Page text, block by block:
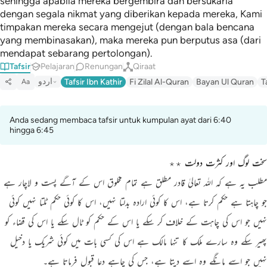
dengan segala nikmat yang diberikan kepada mereka, Kami
timpakan mereka secara mengejut (dengan bala bencana
yang membinasakan), maka mereka pun berputus asa (dari
mendapat sebarang pertolongan).
Tafsir Pelajaran Renungan Qiraat
Aa اردو Tafsir Ibn Kathir Fi Zilal Al-Quran Bayan Ul Quran
Anda sedang membaca tafsir untuk kumpulan ayat dari 6:40
hingga 6:45
سخت لوگ اور کثرت دولت ٭٭
مطلب یہ ہے کہ اللہ تعالیٰ قادر مطلق ہے تمام مخلوق اس کے آگے پست و لاچار ہے
جو چاہتا ہے حکم کرتا ہے، اس کا کوئی ارادہ بدلتا نہیں، اس کا کوئی حکم ٹلتا نہیں کوئی
نہیں جو اس کی چاہت کے خلاف کر سکے یا اس کے حکم کو ٹال سکے یا اس کی قضاء کو
پھیر سکے وہ سارے ملک کا تنہا مالک ہے اس کی کسی بات میں کوئی شریک یا دخیل
نہیں جو اسے مانگے وہ اسے دیتا ہے، جس کی چاہے دعا قبول فرماتا ہے۔